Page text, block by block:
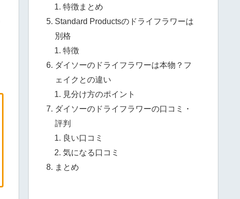
特徴まとめ
Standard Productsのドライフラワーは
別格
特徴
ダイソーのドライフラワーは本物？フ
ェイクとの違い
見分け方のポイント
ダイソーのドライフラワーの口コミ・
評判
良い口コミ
気になる口コミ
まとめ